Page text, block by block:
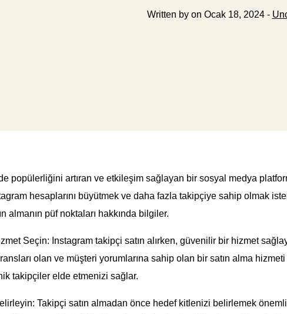
Written by on Ocak 18, 2024 -
popülerliğini artıran ve etkileşim sağlayan bir sosyal medya
hesaplarını büyütmek ve daha fazla takipçiye sahip olmak
almanın püf noktaları hakkında bilgiler.
Seçin: Instagram takipçi satın alırken, güvenilir bir hizmet
olan ve müşteri yorumlarına sahip olan bir satın alma
takipçiler elde etmenizi sağlar.
Takipçi satın almadan önce hedef kitlenizi belirlemek